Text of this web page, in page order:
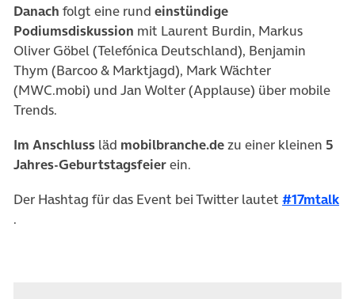
Danach folgt eine rund einstündige
Podiumsdiskussion mit Laurent Burdin, Markus
Oliver Göbel (Telefónica Deutschland), Benjamin
Thym (Barcoo & Marktjagd), Mark Wächter
(MWC.mobi) und Jan Wolter (Applause) über mobile
Trends.
Im Anschluss läd mobilbranche.dezu einer kleinen 5
Jahres-Geburtstagsfeierein.
Der Hashtag für das Event bei Twitter lautet #17mtalk
(öffnet in neuem Tab)
.